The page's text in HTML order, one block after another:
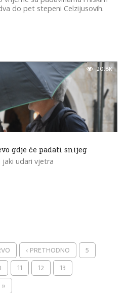
do pet stepeni Celzijusovih.
20.8K
gdje će padati snijeg
udari vjetra
‹ PRETHODNO
5
11 12
13
»